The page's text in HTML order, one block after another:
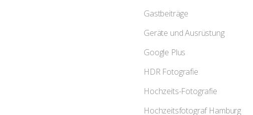
Gastbeiträge
Geräte und Ausrüstung
Google Plus
HDR Fotografie
Hochzeits-Fotografie
Hochzeitsfotograf Hamburg